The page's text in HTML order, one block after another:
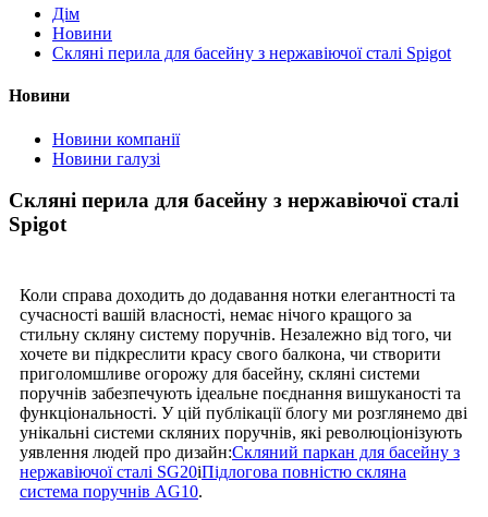
Дім
Новини
Скляні перила для басейну з нержавіючої сталі Spigot
Новини
Новини компанії
Новини галузі
Скляні перила для басейну з нержавіючої сталі
Spigot
Коли справа доходить до додавання нотки елегантності та
сучасності вашій власності, немає нічого кращого за
стильну скляну систему поручнів. Незалежно від того, чи
хочете ви підкреслити красу свого балкона, чи створити
приголомшливе огорожу для басейну, скляні системи
поручнів забезпечують ідеальне поєднання вишуканості та
функціональності. У цій публікації блогу ми розглянемо дві
унікальні системи скляних поручнів, які революціонізують
уявлення людей про дизайн:Скляний паркан для басейну з
нержавіючої сталі SG20іПідлогова повністю скляна
система поручнів AG10.